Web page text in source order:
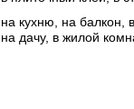
на кухню, на балкон,
на дачу, в жилой